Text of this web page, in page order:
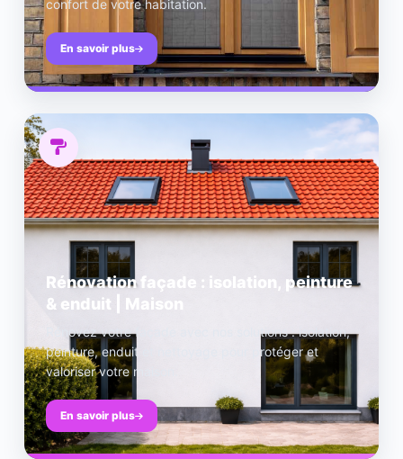
confort de votre habitation.
En savoir plus
Rénovation façade : isolation, peinture
& enduit | Maison
Rénovez votre façade avec nos solutions : isolation,
peinture, enduit et nettoyage pour protéger et
valoriser votre maison.
En savoir plus